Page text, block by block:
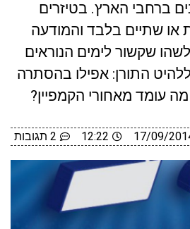
ברחבי הארץ. בטיזרים
או שתיים בלבד והמודעה
שקשור לימים הנוראים
התורן: אפילו בהסתרה
עומד מאחורי הקמפיין?
17/09/
12:22 2 תגובות